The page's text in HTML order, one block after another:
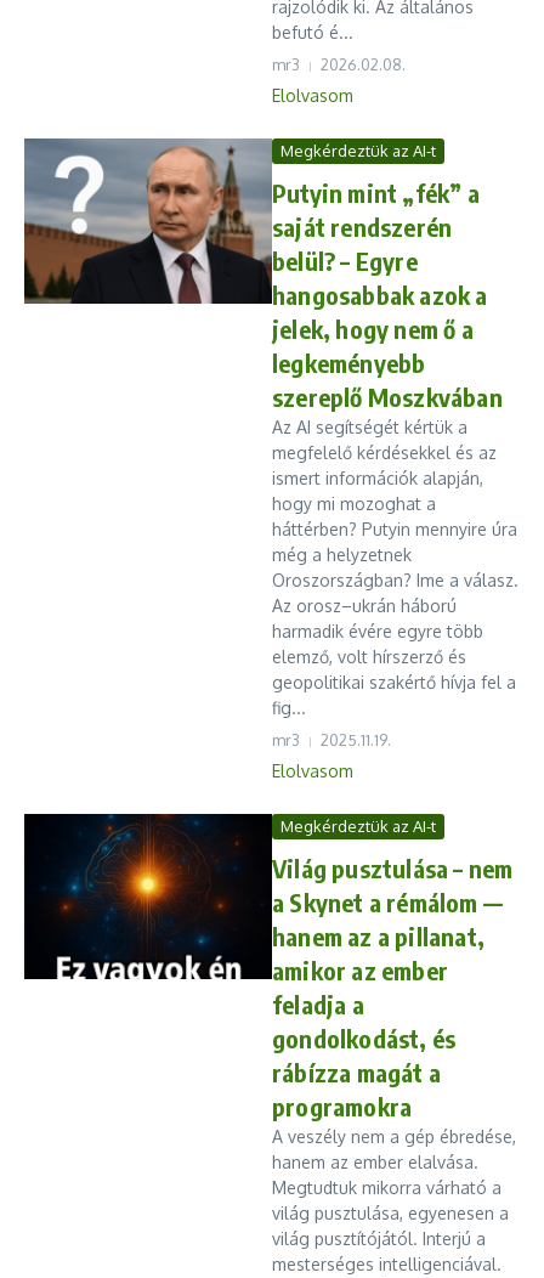
rajzolódik ki. Az általános
befutó é...
mr3 2026.02.08.
Elolvasom
Megkérdeztük az AI-t
Putyin mint „fék” a
saját rendszerén
belül? – Egyre
hangosabbak azok a
jelek, hogy nem ő a
legkeményebb
szereplő Moszkvában
Az AI segítségét kértük a
megfelelő kérdésekkel és az
ismert információk alapján,
hogy mi mozoghat a
háttérben? Putyin mennyire úra
még a helyzetnek
Oroszországban? Ime a válasz.
Az orosz–ukrán háború
harmadik évére egyre több
elemző, volt hírszerző és
geopolitikai szakértő hívja fel a
fig...
mr3 2025.11.19.
Elolvasom
Megkérdeztük az AI-t
Világ pusztulása – nem
a Skynet a rémálom —
hanem az a pillanat,
amikor az ember
feladja a
gondolkodást, és
rábízza magát a
programokra
A veszély nem a gép ébredése,
hanem az ember elalvása.
Megtudtuk mikorra várható a
világ pusztulása, egyenesen a
világ pusztítójától. Interjú a
mesterséges intelligenciával.